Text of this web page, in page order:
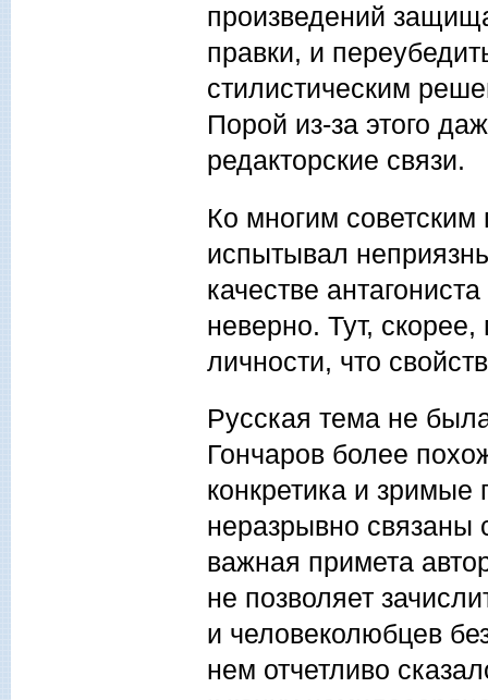
произведений
правки, и
стилистическим
Порой из-за этого
редакторские связи.
Ко многим
испытывал
качестве
неверно. Тут,
личности, что
Русская тема не
Гончаров более
конкретика и зримые
неразрывно связаны
важная примета
не позволяет
и человеколюбцев
нем отчетливо